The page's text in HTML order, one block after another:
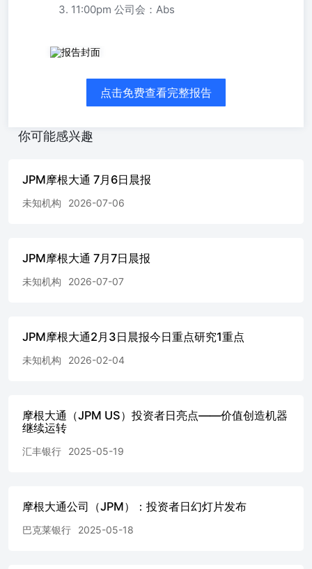
11:00pm 公司会：Abs
点击免费查看完整报告
你可能感兴趣
JPM摩根大通 7月6日晨报
未知机构 2026-07-06
JPM摩根大通 7月7日晨报
未知机构 2026-07-07
JPM摩根大通2月3日晨报今日重点研究1重点
未知机构 2026-02-04
摩根大通（JPM US）投资者日亮点——价值创造机器
继续运转
汇丰银行 2025-05-19
摩根大通公司（JPM）：投资者日幻灯片发布
巴克莱银行 2025-05-18